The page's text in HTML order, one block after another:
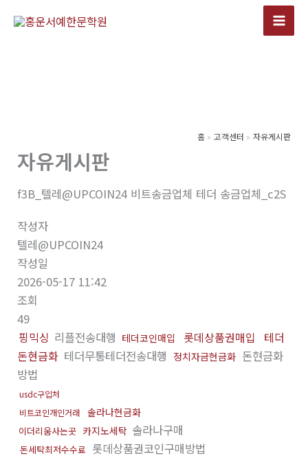
홈 고객센터 자유게시판
자유게시판
f3B_텔레@UPCOIN24 비트송금업체 테더 송금업체_c2S
작성자
텔레@UPCOIN24
작성일
2026-05-17 11:42
조회
49
핑믹싱 리플전송대행 테더코인매입 롯데상품권매입
테더
돈현금화 테더무통테더전송대행 정치자금현금화 돈현금화
방법
usdc구입처
비트코인개인거래
솔라나현금화
이더리움사는곳 카지노세탁 솔라나구매
돈세탁최저수수료 롯데상품권코인구매방법